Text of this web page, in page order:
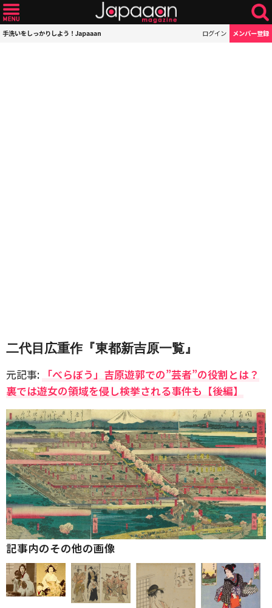
手洗いをしっかりしよう！Japaaan ログイン メンバー登録
二代目広重作『東都新吉原一覧』
元記事: 「べらぼう」吉原遊郭での”芸者”の役割とは？
裏では遊女の領域を侵し検挙される事件も【後編】
記事内のその他の画像